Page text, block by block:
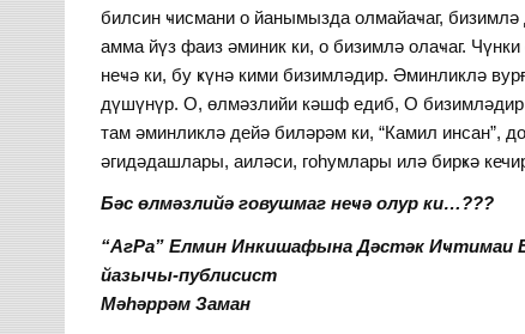
билсин ҹисмани о йанымызда олмайаҹаг,
амма йүз фаиз әминик ки, о бизимлә олаҹаг.
неҹә ки, бу ҝүнә кими бизимләдир. Әминликлә
дүшүнүр. О, өлмәзлийи кәшф едиб, О
там әминликлә дейә биләрәм ки, “Камил инсан”,
әгидәдашлары, аиләси, гоһумлары илә бирҝә
Бәс өлмәзлийә говушмаг неҹә олур ки…???
“АгРа” Елмин Инкишафына Дәстәк Иҹтимаи
йазычы-публисист
Мәһәррәм Заман